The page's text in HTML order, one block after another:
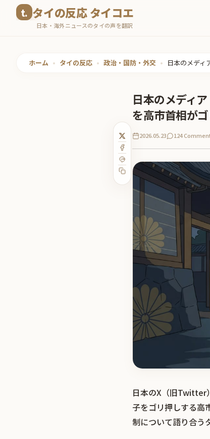
タイの反応 タイコエ
日本・海外ニュースのタイの声を翻訳
ホーム • タイの反応 • 政治・国防・外交 • 日本のメディ
日本のメディ
を高市首相が
2026.05.23 124
日本のX（旧Twitter
子をゴリ押しする高
制について語り合う